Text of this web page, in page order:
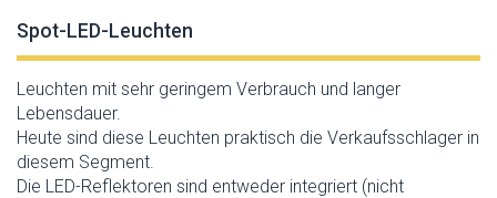
Spot-LED-Leuchten
Leuchten mit sehr geringem Verbrauch und langer
Lebensdauer.
Heute sind diese Leuchten praktisch die Verkaufsschlager in
diesem Segment.
Die LED-Reflektoren sind entweder integriert (nicht